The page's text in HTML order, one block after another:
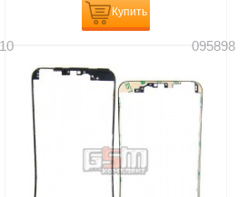
Купить
095898